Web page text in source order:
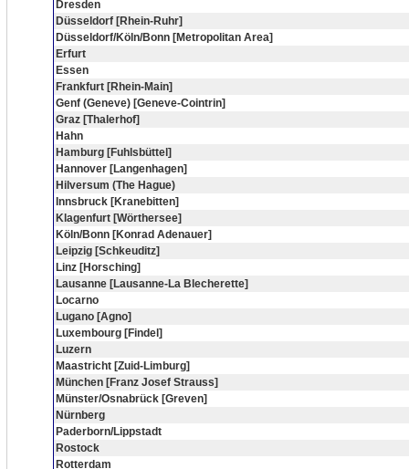
Dresden
Düsseldorf [Rhein-Ruhr]
Düsseldorf/Köln/Bonn [Metropolitan Area]
Erfurt
Essen
Frankfurt [Rhein-Main]
Genf (Geneve) [Geneve-Cointrin]
Graz [Thalerhof]
Hahn
Hamburg [Fuhlsbüttel]
Hannover [Langenhagen]
Hilversum (The Hague)
Innsbruck [Kranebitten]
Klagenfurt [Wörthersee]
Köln/Bonn [Konrad Adenauer]
Leipzig [Schkeuditz]
Linz [Horsching]
Lausanne [Lausanne-La Blecherette]
Locarno
Lugano [Agno]
Luxembourg [Findel]
Luzern
Maastricht [Zuid-Limburg]
München [Franz Josef Strauss]
Münster/Osnabrück [Greven]
Nürnberg
Paderborn/Lippstadt
Rostock
Rotterdam